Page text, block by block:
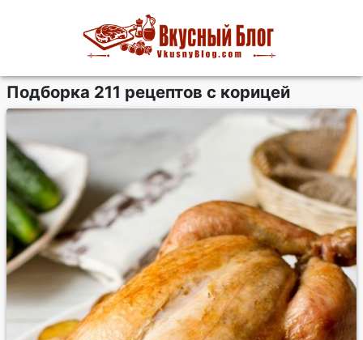
Подборка 211 рецептов с корицей